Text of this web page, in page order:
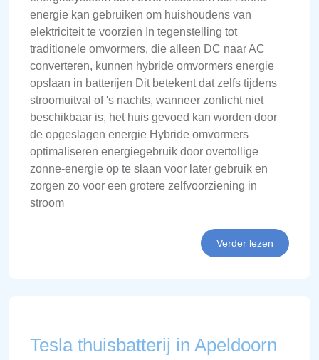
energie kan gebruiken om huishoudens van
elektriciteit te voorzien In tegenstelling tot
traditionele omvormers, die alleen DC naar AC
converteren, kunnen hybride omvormers energie
opslaan in batterijen Dit betekent dat zelfs tijdens
stroomuitval of 's nachts, wanneer zonlicht niet
beschikbaar is, het huis gevoed kan worden door
de opgeslagen energie Hybride omvormers
optimaliseren energiegebruik door overtollige
zonne-energie op te slaan voor later gebruik en
zorgen zo voor een grotere zelfvoorziening in
stroom
Verder lezen
Tesla thuisbatterij in Apeldoorn